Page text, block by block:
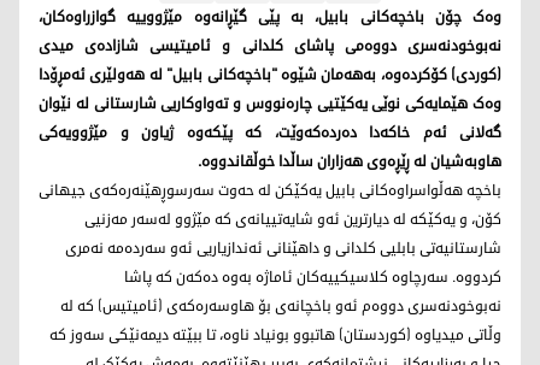
وەک چۆن باخچەکانی بابیل، بە پێی گێڕانەوە مێژووییە گوازراوەکان،
نەبوخودنەسری دووەمی پاشای کلدانی و ئامیتیسی شازادەی میدی
(کوردی) کۆکردەوە، بەهەمان شێوە "باخچەکانی بابیل" لە هەولێری ئەمڕۆدا
وەک هێمایەکی نوێی یەکێتیی چارەنووس و تەواوکاریی شارستانی لە نێوان
گەلانی ئەم خاکەدا دەردەکەوێت، کە پێکەوە ژیاون و مێژوویەکی
هاوبەشیان لە ڕێڕەوی هەزاران ساڵدا خوڵقاندووە.
باخچە هەڵواسراوەکانی بابیل یەکێکن لە حەوت سەرسوڕهێنەرەکەی جیهانی
کۆن، و یەکێکە لە دیارترین ئەو شایەتییانەی کە مێژوو لەسەر مەزنیی
شارستانیەتی بابلیی کلدانی و داهێنانی ئەندازیاریی ئەو سەردەمە نەمری
کردووە. سەرچاوە کلاسیکییەکان ئاماژە بەوە دەکەن کە پاشا
نەبوخودنەسری دووەم ئەو باخچانەی بۆ هاوسەرەکەی (ئامیتیس) کە لە
وڵاتی میدیاوە (کوردستان) هاتبوو بونیاد ناوە، تا ببێتە دیمەنێکی سەوز کە